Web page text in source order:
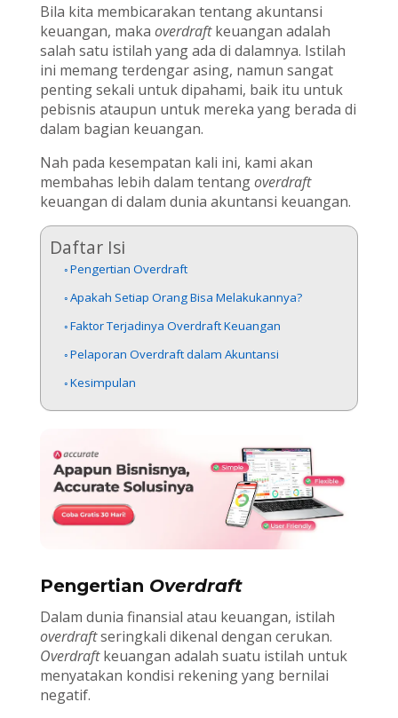
Bila kita membicarakan tentang akuntansi
keuangan, maka overdraftkeuangan adalah
salah satu istilah yang ada di dalamnya. Istilah
ini memang terdengar asing, namun sangat
penting sekali untuk dipahami, baik itu untuk
pebisnis ataupun untuk mereka yang berada di
dalam bagian keuangan.
Nah pada kesempatan kali ini, kami akan
membahas lebih dalam tentangoverdraft
keuangan di dalam dunia akuntansi keuangan.
Daftar Isi
Pengertian Overdraft
Apakah Setiap Orang Bisa Melakukannya?
Faktor Terjadinya Overdraft Keuangan
Pelaporan Overdraft dalam Akuntansi
Kesimpulan
Pengertian Overdraft
Dalam dunia finansial atau keuangan, istilah
overdraftseringkali dikenal dengan cerukan.
Overdraftkeuangan adalah suatu istilah untuk
menyatakan kondisi rekening yang bernilai
negatif.